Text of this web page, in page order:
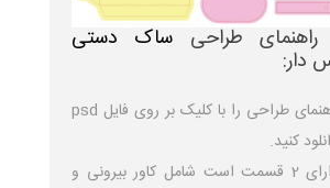
طراحی ساک دستی
دار:
قالب راهنمای طراحی را با کلیک بر روی فایل psd
کنید.
قالب دارای 2 قسمت است شامل کاور بیرونی و